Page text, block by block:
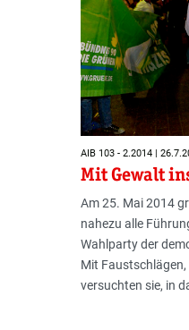
AIB 103 - 2.2014 |
Mit Gewalt
Am 25. Mai 2014
nahezu alle
Wahlparty der
Mit
versuchten sie, in